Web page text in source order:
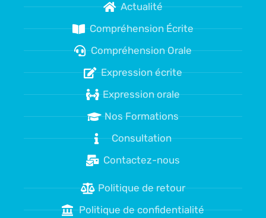
Actualité
Compréhension Écrite
Compréhension Orale
Expression écrite
Expression orale
Nos Formations
Consultation
Contactez-nous
Politique de retour
Politique de confidentialité